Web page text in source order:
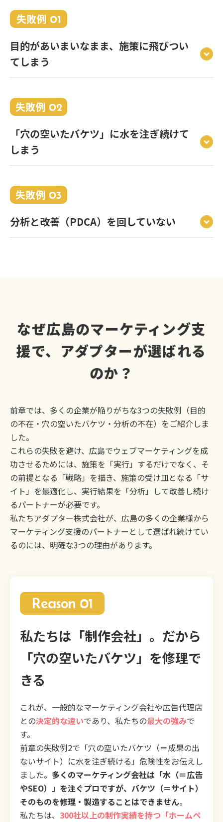
失敗例 01
目的があいまいなまま、施策に飛びつい
てしまう
失敗例 02
「穴の空いたバケツ」に水を注ぎ続けて
しまう
失敗例 03
分析と改善（PDCA）を回していない
なぜ広島のマーケティング支
援で、アダプターが選ばれる
のか？
前章では、多くの企業が陥りがちな3つの失敗例（目的
の不在・穴の空いたバケツ・分析の不在）をご紹介しま
した。
これらの失敗を避け、広島でウェブマーケティングを成
功させるためには、施策を「実行」するだけでなく、そ
の前提となる「戦略」を描き、施策の受け皿となる「サ
イト」を最適化し、実行結果を「分析」して改善し続け
るパートナーが必要です。
私たちアダプター株式会社が、広島の多くの企業様から
マーケティング支援のパートナーとして選ばれ続けてい
るのには、明確な3つの理由があります。
Reason 01
私たちは「制作会社」。だから
「穴の空いたバケツ」を修理で
きる
これが、一般的なマーケティング会社や広告代理店
との決定的な違いであり、私たちの最大の強みで
す。
前章の失敗例2で「穴の空いたバケツ（＝成果の出
ないサイト）に水を注ぎ続ける」危険性をお伝えし
ました。 多くのマーケティング会社は「水（＝広告
やSEO）」を注ぐプロですが、バケツ（＝サイト）
そのものを修理・製造することはできません。
私たちは、 300社以上の制作実績を持つ「ホームペ